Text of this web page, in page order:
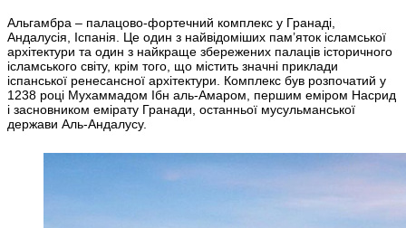
Альгамбра – палацово-фортечний комплекс у Гранаді,
Андалусія, Іспанія. Це один з найвідоміших пам’яток ісламської
архітектури та один з найкраще збережених палаців історичного
ісламського світу, крім того, що містить значні приклади
іспанської ренесансної архітектури. Комплекс був розпочатий у
1238 році Мухаммадом Ібн аль-Амаром, першим еміром Насрид
і засновником емірату Гранади, останньої мусульманської
держави Аль-Андалусу.